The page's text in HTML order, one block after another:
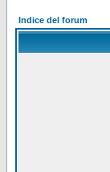
Indice del forum